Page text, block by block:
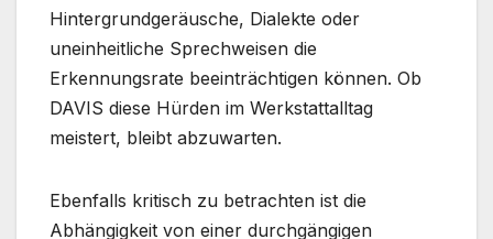
Hintergrundgeräusche, Dialekte oder
uneinheitliche Sprechweisen die
Erkennungsrate beeinträchtigen können. Ob
DAVIS diese Hürden im Werkstattalltag
meistert, bleibt abzuwarten.
Ebenfalls kritisch zu betrachten ist die
Abhängigkeit von einer durchgängigen